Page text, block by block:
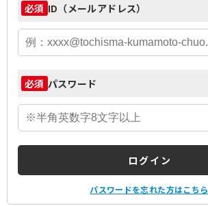
必須 ID（メールアドレス）
必須 パスワード
ログイン
パスワードを忘れた方はこち